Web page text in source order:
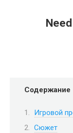
Содержание
Игровой
Сюжет